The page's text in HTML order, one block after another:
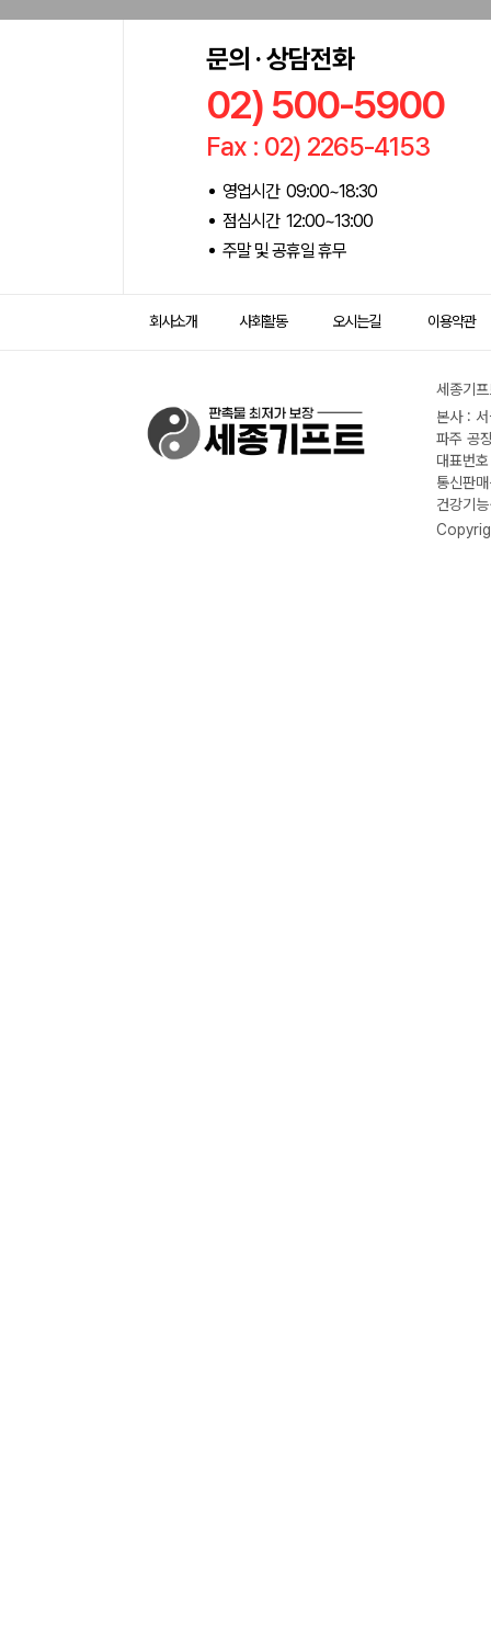
문의 · 상담전화
02) 500-5900
Fax : 02) 2265-4153
영업시간 09:00~18:30
점심시간 12:00~13:00
주말 및 공휴일 휴무
회사소개 사회활동 오시는길 이용약관
세종기
본사 :
파주 공
대표번
통신판
건강기